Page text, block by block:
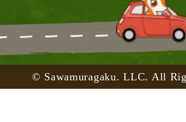
© Sawamuragaku. LLC. All